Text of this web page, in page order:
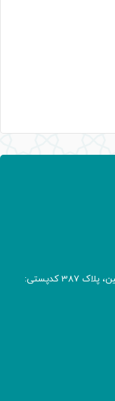
آدرس: پسـتی تهران، خیابان طالقانی، میدان فلسطین، پلاک 387 کدپستی: